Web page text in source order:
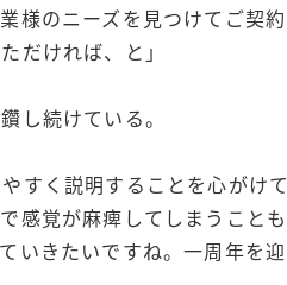
様のニーズを見つけてご契約
だければ、と」
し続けている。
すく説明することを心がけて
感覚が麻痺してしまうことも
いきたいですね。一周年を迎